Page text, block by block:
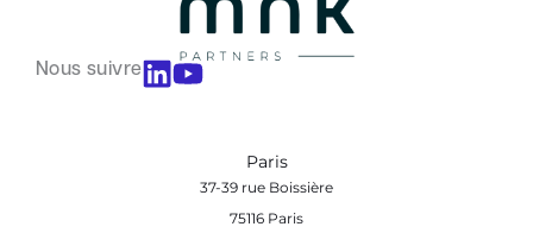
Nous suivre
Paris
37-39 rue Boissière
75116 Paris